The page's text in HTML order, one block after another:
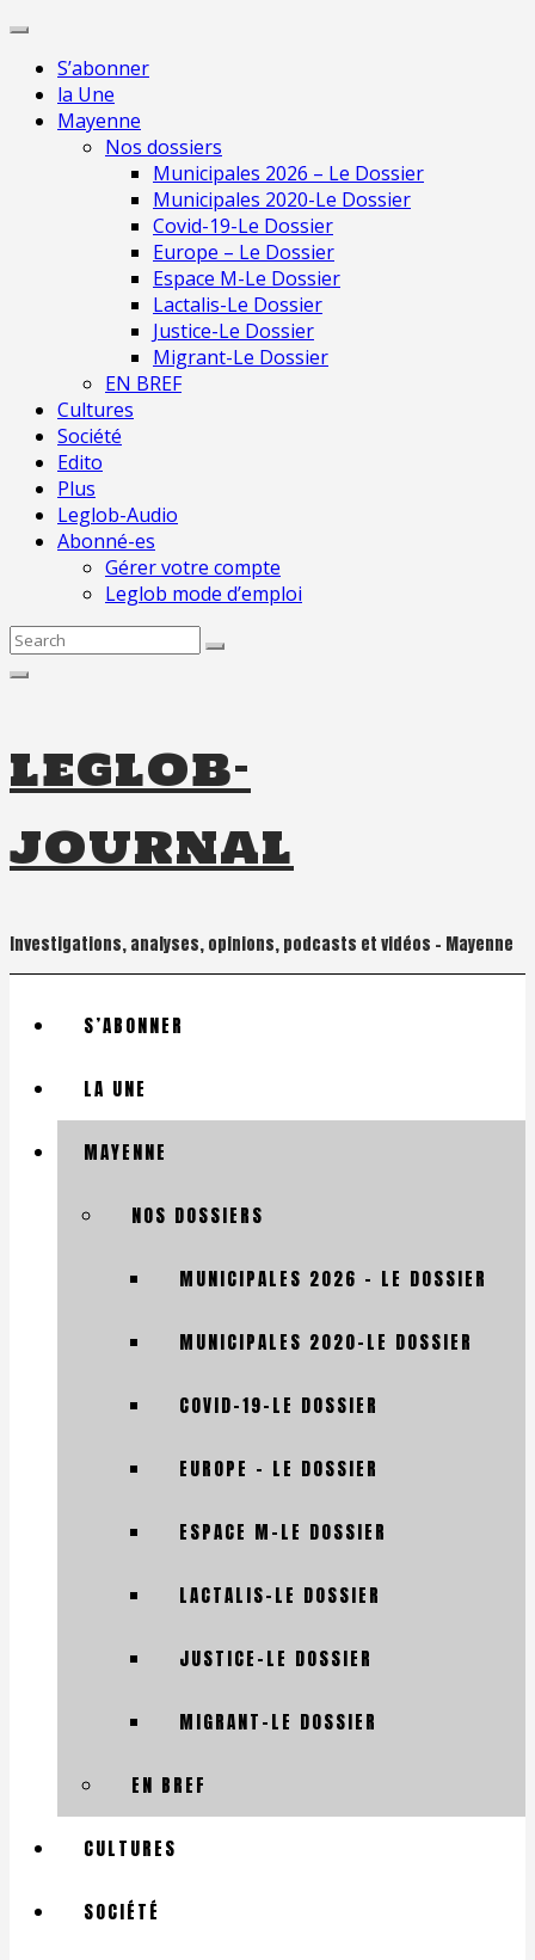
Skip
contentS’abonner
la Une
Mayenne
Nos dossiers
Municipales 2026 – Le Dossier
Municipales 2020-Le Dossier
Covid-19-Le Dossier
Europe – Le Dossier
Espace M-Le Dossier
Lactalis-Le Dossier
Justice-Le Dossier
Migrant-Le Dossier
EN BREF
Cultures
Société
Edito
Plus
Leglob-Audio
Abonné-es
Gérer votre compte
Leglob mode d’emploi
Search
leglob-
journal
Investigations, analyses, opinions, podcasts et vidéos – Mayenne
S’ABONNER
LA UNE
MAYENNE
NOS DOSSIERS
MUNICIPALES 2026 – LE DOSSIER
MUNICIPALES 2020-LE DOSSIER
COVID-19-LE DOSSIER
EUROPE – LE DOSSIER
ESPACE M-LE DOSSIER
LACTALIS-LE DOSSIER
JUSTICE-LE DOSSIER
MIGRANT-LE DOSSIER
EN BREF
CULTURES
SOCIÉTÉ
indépendante en
Mayenne